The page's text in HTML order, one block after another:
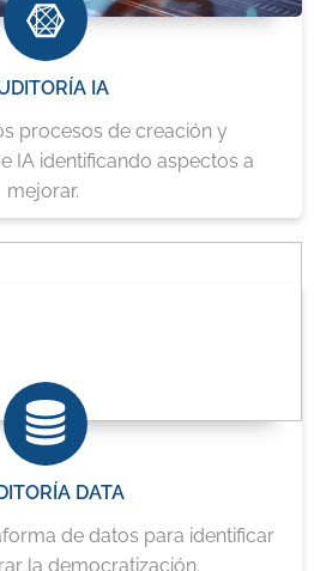
IA
procesos de creación y
IA identificando aspectos a
mejorar.
DATA
de datos para identificar
la democratización.